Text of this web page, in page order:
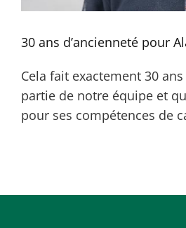
30 ans d’ancienneté pour
Cela fait exactement 30
partie de notre équipe et
pour ses compétences de